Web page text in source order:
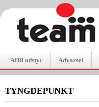
ADR udstyr Advarsel
TYNGDEPUNKT